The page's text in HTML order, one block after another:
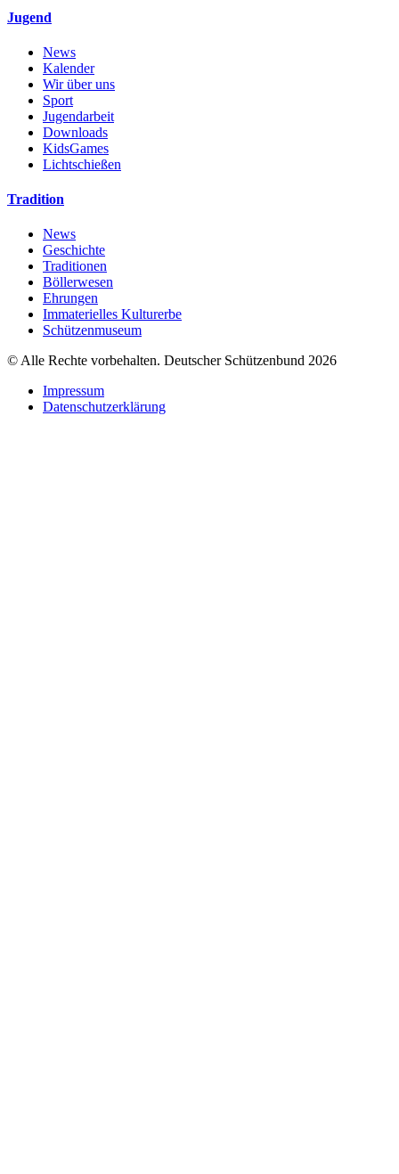
Jugend
News
Kalender
Wir über uns
Sport
Jugendarbeit
Downloads
KidsGames
Lichtschießen
Tradition
News
Geschichte
Traditionen
Böllerwesen
Ehrungen
Immaterielles Kulturerbe
Schützenmuseum
© Alle Rechte vorbehalten. Deutscher Schützenbund 2026
Impressum
Datenschutzerklärung